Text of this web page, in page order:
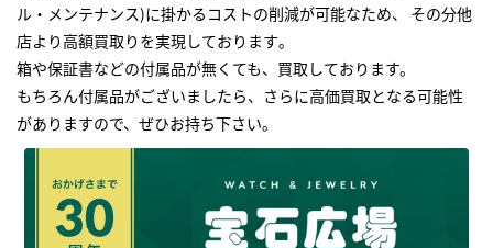
ル・メンテナンス)に掛かるコストの削減が可能なため、 その分他
店より高額買取りを実現しております｡
箱や保証書などの付属品が無くても、買取しております。
もちろん付属品がございましたら、さらに高価買取となる可能性
がありますので、ぜひお持ち下さい｡